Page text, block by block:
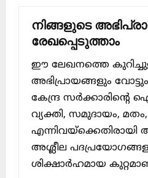
നിങ്ങളുടെ
രേഖപ്പെടുത്താം
ഈ ലേഖനത്തെ
അഭിപ്രായങ്ങളും
കേന്ദ്ര സർക്കാരിന്റെ
വ്യക്തി, സമുദായം, മതം,
എന്നിവയ്ക്കെതിരായി
അശ്ലീല
ശിക്ഷാർഹമായ